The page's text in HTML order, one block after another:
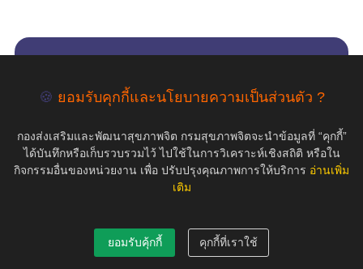
empty
🍪 ยอมรับคุกกี้และนโยบายความเป็นส่วนตัว ?
กองส่งเสริมและพัฒนาสุขภาพจิต กรมสุขภาพจิตจะนำข้อมูลที่ “คุกกี้”
ได้บันทึกหรือเก็บรวบรวมไว้ ไปใช้ในการวิเคราะห์เชิงสถิติ หรือใน
กิจกรรมอื่นของหน่วยงาน เพื่อ ปรับปรุงคุณภาพการให้บริการ อ่านเพิ่ม
เติม
ยอมรับคุ้กกี้ คุกกี้ที่เราใช้